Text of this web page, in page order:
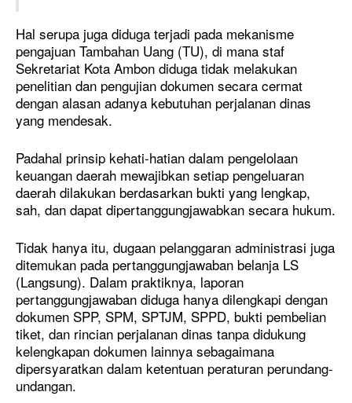
INTERNASIONAL
NASIONAL
DAERAH
POLITIK
EKONOMI
SOSIAL
PENDIDIKAN
TEKNOLOGI
OPINI/ESAI
ARTIKEL/FEATURE
INVESTIGASI
GAYA HIDUP
OLAHRAGA
TENTANG KAMI
INTERNASIONAL
NASIONAL
DAERAH
POLITIK
EKONOMI
SOSIAL
PENDIDIKAN
TEKNOLOGI
OPINI/ESAI
ARTIKEL/FEATURE
INVESTIGASI
GAYA HIDUP
OLAHRAGA
TENTANG KAMI
Hal serupa juga diduga terjadi pada mekanisme
pengajuan Tambahan Uang (TU), di mana staf
Sekretariat Kota Ambon diduga tidak melakukan
penelitian dan pengujian dokumen secara cermat
dengan alasan adanya kebutuhan perjalanan dinas
yang mendesak.
Padahal prinsip kehati-hatian dalam pengelolaan
keuangan daerah mewajibkan setiap pengeluaran
daerah dilakukan berdasarkan bukti yang lengkap,
sah, dan dapat dipertanggungjawabkan secara hukum.
Tidak hanya itu, dugaan pelanggaran administrasi juga
ditemukan pada pertanggungjawaban belanja LS
(Langsung). Dalam praktiknya, laporan
pertanggungjawaban diduga hanya dilengkapi dengan
dokumen SPP, SPM, SPTJM, SPPD, bukti pembelian
tiket, dan rincian perjalanan dinas tanpa didukung
kelengkapan dokumen lainnya sebagaimana
dipersyaratkan dalam ketentuan peraturan perundang-
undangan.